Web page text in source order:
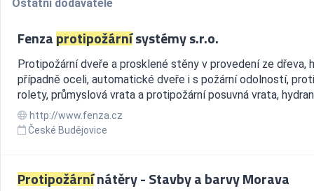
Ostatní dodavatelé
Fenzaprotipožárnísystémy s.r.o.
Protipožární dveře a prosklené stěny v provedení ze dřeva,
případně oceli, automatické dveře i s požární odolností,
rolety, průmyslová vrata a protipožární posuvná vrata,
http://www.fenza.cz
České Budějovice
Protipožárnínátěry - Stavby a barvy Morava